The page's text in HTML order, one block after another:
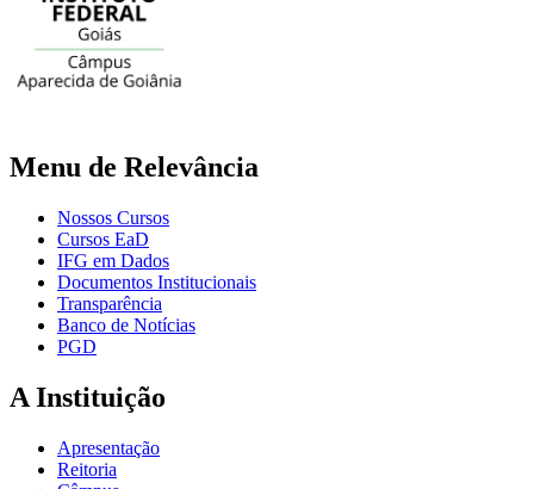
Menu de Relevância
Nossos Cursos
Cursos EaD
IFG em Dados
Documentos Institucionais
Transparência
Banco de Notícias
PGD
A Instituição
Apresentação
Reitoria